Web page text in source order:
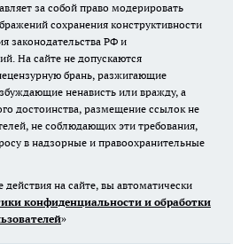
за собой право модерировать
сохранения конструктивности
законодательства РФ и
На сайте не допускаются
брань, разжигающие
ненависть или вражду, а
достоинства, размещение ссылок не
не соблюдающих эти требования,
в надзорные и правоохранительные
на сайте, вы автоматически
конфиденциальности и обработки
»